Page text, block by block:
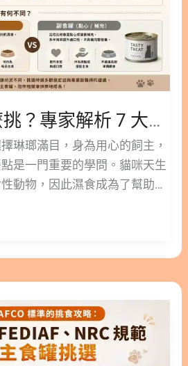
：機能湯罐可以每天給貓咪吃
吃主食罐怎麼辦？ Q3：機能湯
愛喝水的貓咪真的有幫助嗎？
熟齡貓可以吃嗎？ Q5：一般罐
在哪裡？ 1. 什麼是機能罐？
市面上的貓咪罐頭種類繁多，
理解為美味罐頭的升級版。這
的高適口性與豐富水分，並額
需求的營養成分。例如，常見
3、葡萄糖胺、牛磺酸等，能幫
貓咪在享受美食的過程中，自
體狀況來挑選，就能在日常生
。 2. 貓機能罐怎麼挑？5大保
機能罐時，建議先觀察家中貓咪
。以下將針對五大常見的保健
的觀察重點。 2.1. 腎臟與泌尿
貓主食罐怎麼挑？專家解析 7 大評估指標與各年齡層餵食指南
琳瑯滿目，身為用心的飼主，
是一門重要的學問。貓咪天生
動物，因此濕食成為了幫助牠
該如何判斷哪一款才適合自家
並提供 7 大客觀的評估指標。
層與特殊健康需求的貓咪提供
為愛貓規劃均衡的日常飲食。
share/p/1dCZ2gaSJU/
容目錄 : 顯示/隱藏 1. 什麼是貓